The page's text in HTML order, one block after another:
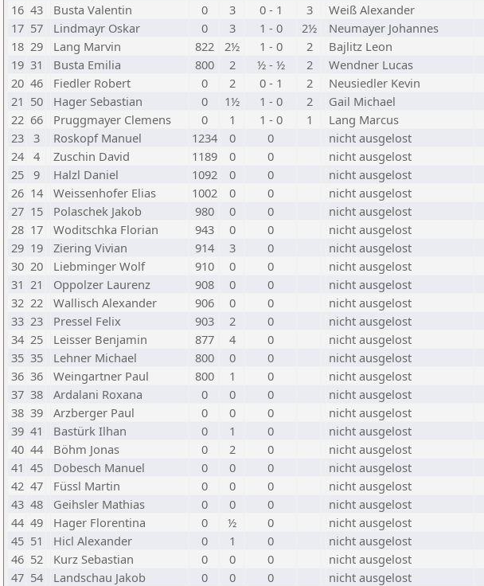
16 43 Busta Valentin 0 3 0 - 1 3 Weiß Alexander
17 57 Lindmayr Oskar 0 3 1 - 0 2½ Neumayer Johannes
18 29 Lang Marvin 822 2½ 1 - 0 2 Bajlitz Leon
19 31 Busta Emilia 800 2 ½ - ½ 2 Wendner Lucas
20 46 Fiedler Robert 0 2 0 - 1 2 Neusiedler Kevin
21 50 Hager Sebastian 0 1½ 1 - 0 2 Gail Michael
22 66 Pruggmayer Clemens 0 1 1 - 0 1 Lang Marcus
23
3 Roskopf Manuel 1234 0 0
nicht ausgelost
24
4 Zuschin David 1189 0 0
nicht ausgelost
25
9 Halzl Daniel 1092 0 0
nicht ausgelost
26 14 Weissenhofer Elias 1002 0 0
nicht ausgelost
27 15 Polaschek Jakob 980 0 0
nicht ausgelost
28 17 Woditschka Florian 943 0 0
nicht ausgelost
29 19 Ziering Vivian 914 3 0
nicht ausgelost
30 20 Liebminger Wolf 910 0 0
nicht ausgelost
31 21 Oppolzer Laurenz 908 0 0
nicht ausgelost
32 22 Wallisch Alexander 906 0 0
nicht ausgelost
33 23 Pressel Felix 903 2 0
nicht ausgelost
34 25 Leisser Benjamin 877 4 0
nicht ausgelost
35 35 Lehner Michael 800 0 0
nicht ausgelost
36 36 Weingartner Paul 800 1 0
nicht ausgelost
37 38 Ardalani Roxana 0 0 0
nicht ausgelost
38 39 Arzberger Paul 0 0 0
nicht ausgelost
39 41 Bastürk Ilhan 0 1 0
nicht ausgelost
40 44 Böhm Jonas 0 2 0
nicht ausgelost
41 45 Dobesch Manuel 0 0 0
nicht ausgelost
42 47 Füssl Martin 0 0 0
nicht ausgelost
43 48 Geihsler Mathias 0 0 0
nicht ausgelost
44 49 Hager Florentina 0 ½ 0
nicht ausgelost
45 51 Hicl Alexander 0 1 0
nicht ausgelost
46 52 Kurz Sebastian 0 0 0
nicht ausgelost
47 54 Landschau Jakob 0 0 0
nicht ausgelost